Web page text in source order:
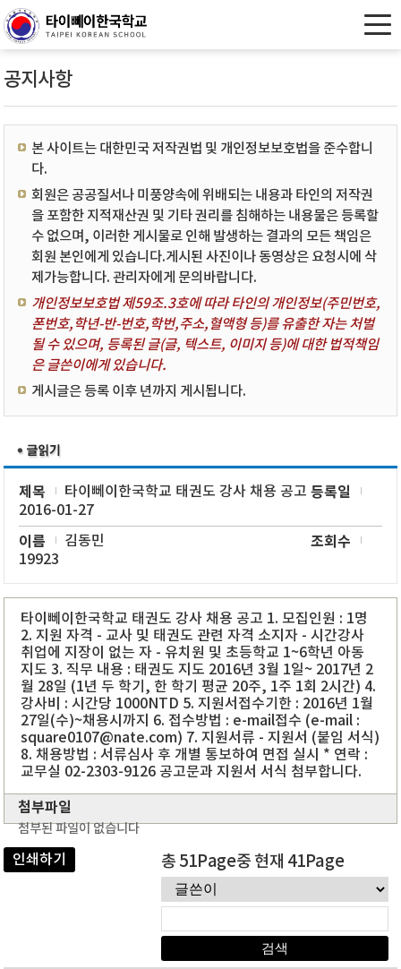
공지사항
본 사이트는 대한민국 저작권법 및 개인정보보호법을 준수합니
다.
회원은 공공질서나 미풍양속에 위배되는 내용과 타인의 저작권
을 포함한 지적재산권 및 기타 권리를 침해하는 내용물은 등록할
수 없으며, 이러한 게시물로 인해 발생하는 결과의 모든 책임은
회원 본인에게 있습니다.게시된 사진이나 동영상은 요청시에 삭
제가능합니다. 관리자에게 문의바랍니다.
개인정보보호법 제59조.3호에 따라 타인의 개인정보(주민번호,
폰번호,학년-반-번호,학번,주소,혈액형 등)를 유출한 자는 처벌
될 수 있으며, 등록된 글(글, 텍스트, 이미지 등)에 대한 법적책임
은 글쓴이에게 있습니다.
게시글은 등록 이후 년까지 게시됩니다.
제목 타이뻬이한국학교 태권도 강사 채용 공고 등록일
2016-01-27
이름 김동민 조회수
19923
타이뻬이한국학교 태권도 강사 채용 공고 1. 모집인원 : 1명
2. 지원 자격 - 교사 및 태권도 관련 자격 소지자 - 시간강사
취업에 지장이 없는 자 - 유치원 및 초등학교 1~6학년 아동
지도 3. 직무 내용 : 태권도 지도 2016년 3월 1일~ 2017년 2
월 28일 (1년 두 학기, 한 학기 평균 20주, 1주 1회 2시간) 4.
강사비 : 시간당 1000NTD 5. 지원서접수기한 : 2016년 1월
27일(수)~채용시까지 6. 접수방법 : e-mail접수 (e-mail :
square0107@nate.com) 7. 지원서류 - 지원서 (붙임 서식)
8. 채용방법 : 서류심사 후 개별 통보하여 면접 실시 * 연락 :
교무실 02-2303-9126 공고문과 지원서 서식 첨부합니다.
첨부파일
첨부된 파일이 없습니다
인쇄하기 총 51Page중 현재 41Page